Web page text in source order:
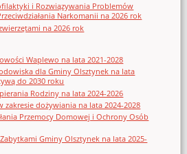
i Rozwiązywania Problemów
Narkomanii na 2026 rok
na 2026 rok
Waplewo na lata 2021-2028
dla Gminy Olsztynek na lata
do 2030 roku
Rodziny na lata 2024-2026
zakresie dożywiania na lata 2024-2028
Przemocy Domowej i Ochrony Osób
Gminy Olsztynek na lata 2025-